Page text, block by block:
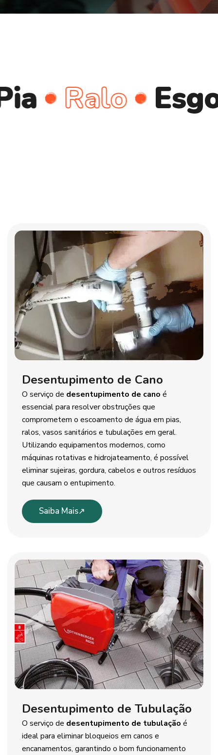
Esgoto
Desentupimento de Cano
O serviço de desentupimento de cano é
essencial para resolver obstruções que
comprometem o escoamento de água em pias,
ralos, vasos sanitários e tubulações em geral.
Utilizando equipamentos modernos, como
máquinas rotativas e hidrojateamento, é possível
eliminar sujeiras, gordura, cabelos e outros resíduos
que causam o entupimento.
Saiba Mais
Desentupimento de Tubulação
O serviço de desentupimento de tubulação é
ideal para eliminar bloqueios em canos e
encanamentos, garantindo o bom funcionamento